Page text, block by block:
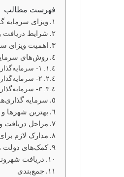
فهرست مطالب
ویزای سرمایه
شرایط دریافت
اهمیت ویزای
روش‌های سرمایه
۱- سرمایه‌گذاری تجاری در هلند
۲- سرمایه‌گذاری در صندوق‌های سرمایه‌گذاری
۳- سرمایه‌گذاری از طریق خرید سهام در هلند
سرمایه
بهترین شهرها
مراحل دریافت
مدارک لازم
کمک‌های دولت
دریافت
جمع‌بندی